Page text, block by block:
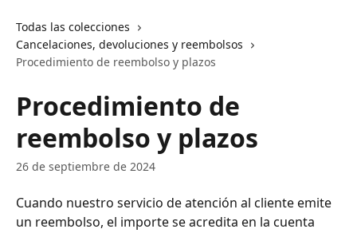
Todas las colecciones
Cancelaciones, devoluciones y reembolsos
Procedimiento de reembolso y plazos
Procedimiento de
reembolso y plazos
26 de septiembre de 2024
Cuando nuestro servicio de atención al cliente emite
un reembolso, el importe se acredita en la cuenta